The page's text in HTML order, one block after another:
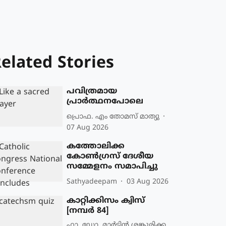
Stories
പവിത്രമായ
പ്രാർത്ഥനപോലെ
പ്രൊഫ. എം തോമസ് മാത്യു
07 Aug 2026
കത്തോലിക്ക
കോൺഗ്രസ് ദേശീയ
സമ്മേളനം സമാപിച്ചു
Sathyadeepam 03 Aug 2026
കാറ്റിക്കിസം ക്വിസ്
[നമ്പര്‍ 84]